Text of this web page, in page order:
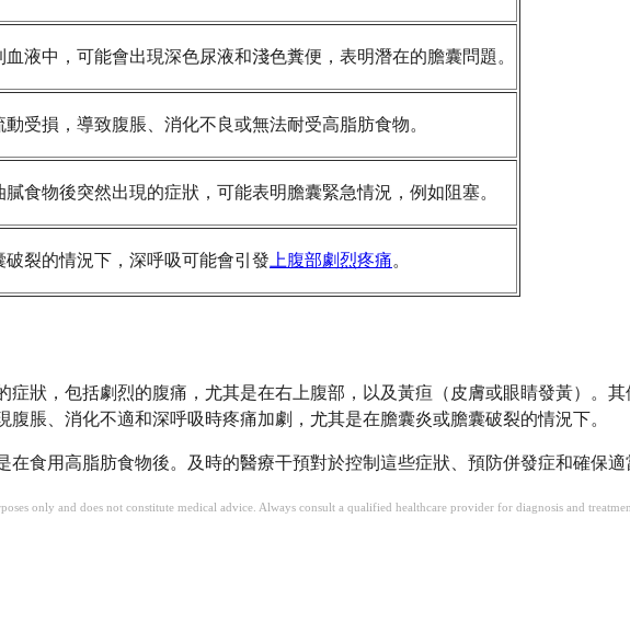
液中，可能會出現深色尿液和淺色糞便，表明潛在的膽囊問題。
受損，導致腹脹、消化不良或無法耐受高脂肪食物。
食物後突然出現的症狀，可能表明膽囊緊急情況，例如阻塞。
破裂的情況下，深呼吸可能會引發上腹部劇烈疼痛。
症狀，包括劇烈的腹痛，尤其是在右上腹部，以及黃疸（皮膚或眼睛發黃）。
脹、消化不適和深呼吸時疼痛加劇，尤其是在膽囊炎或膽囊破裂的情況下。
食用高脂肪食物後。及時的醫療干預對於控制這些症狀、預防併發症和確保適
only and does not constitute medical advice. Always consult a qualified healthcare provider for diagnosis and